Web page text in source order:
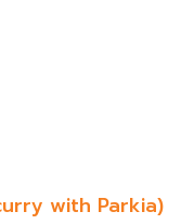
with Parkia)